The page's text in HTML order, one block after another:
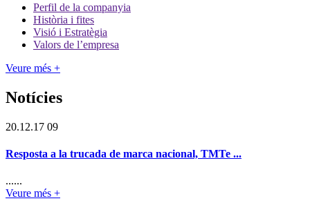
Perfil de la companyia
Història i fites
Visió i Estratègia
Valors de l’empresa
Veure més +
Notícies
20.12.17 09
Resposta a la trucada de marca nacional, TMTe ...
......
Veure més +